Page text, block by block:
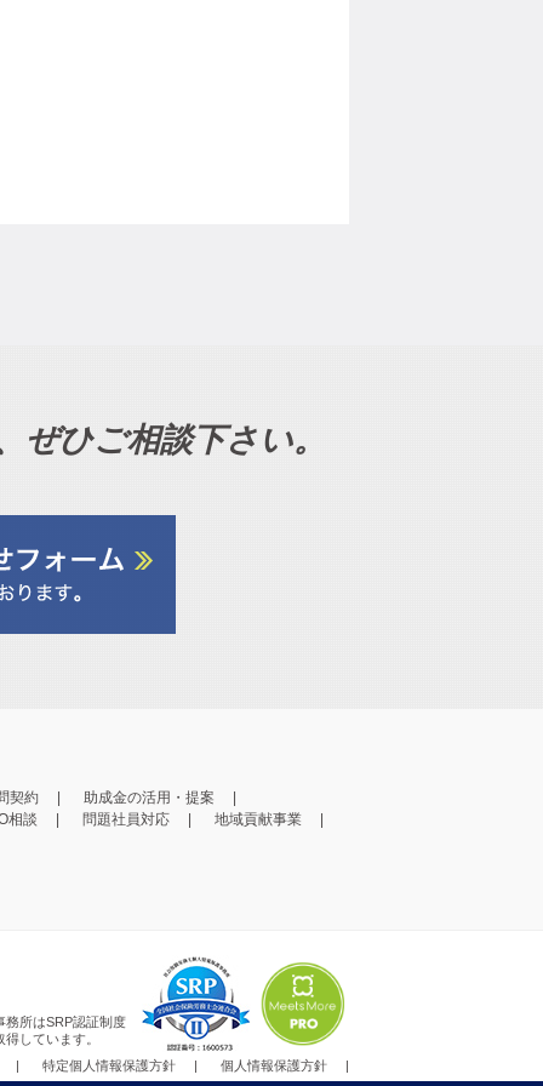
ひご相談下さい。
契約
助成金の活用・提案
相談
問題社員対応 地域貢献事業
務所はSRP認証制度
得しています。
特定個人情報保護方針
個人情報保護方針